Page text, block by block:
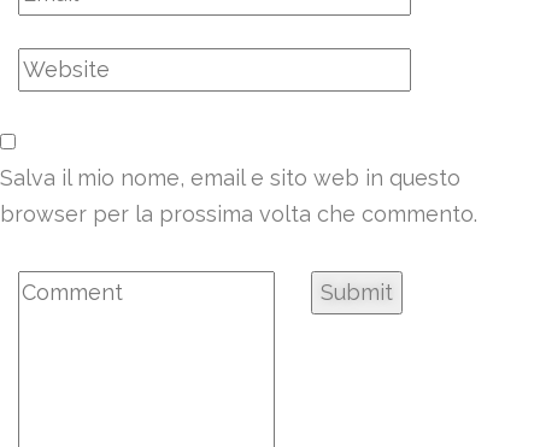
Salva il mio nome, email e sito web in questo
browser per la prossima volta che commento.